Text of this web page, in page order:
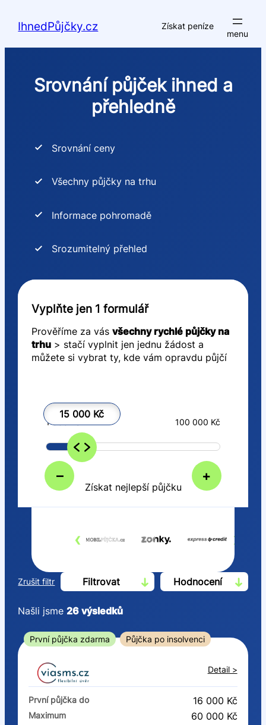
IhnedPůjčky.cz Získat peníze
Srovnání půjček ihned a
přehledně
Srovnání ceny
Všechny půjčky na trhu
Informace pohromadě
Srozumitelný přehled
Vyplňte jen 1 formulář
Prověříme za vás všechny rychlé půjčky na
trhu> stačí vyplnit jen jednu žádost a
můžete si vybrat ty, kde vám opravdu půjčí
15 000 Kč
– +
1 000 Kč 100 000 Kč
Získat nejlepší půjčku
‹ ›
Zrušit filtr Filtrovat Hodnocení
Od
První půjčka zdarma
–
Našli jsme26 výsledků
První půjčka zdarma Půjčka po insolvenci
Detail >
První půjčka do 16 000 Kč
Maximum 60 000 Kč